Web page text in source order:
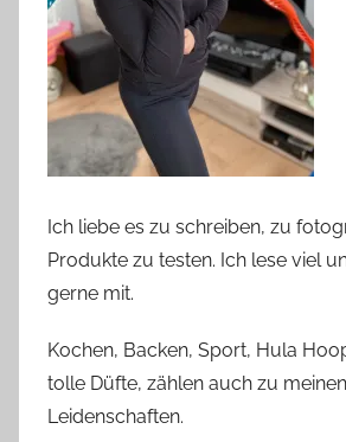
Ich liebe es zu schreiben, zu
Produkte zu testen. Ich lese viel
gerne mit.
Kochen, Backen, Sport, Hula
tolle Düfte, zählen auch zu meinen
Leidenschaften.